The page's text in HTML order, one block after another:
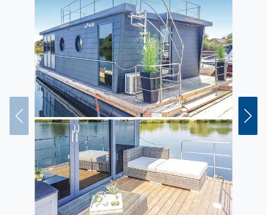
besuchen oder mit Paddan Sightseeing machen.